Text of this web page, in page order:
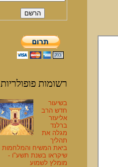
רשומות פופולריות
בשיעור
חדש הרב
אליעזר
ברלנד
מגלה את
תהליך
ביאת המשיח והמלחמות
שיקראו בשנת תשע"ו -
מומלץ לשמוע